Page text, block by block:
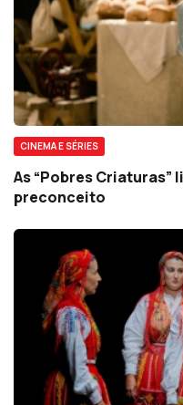
CINEMA E SÉRIES
As “Pobres Criaturas”
preconceito